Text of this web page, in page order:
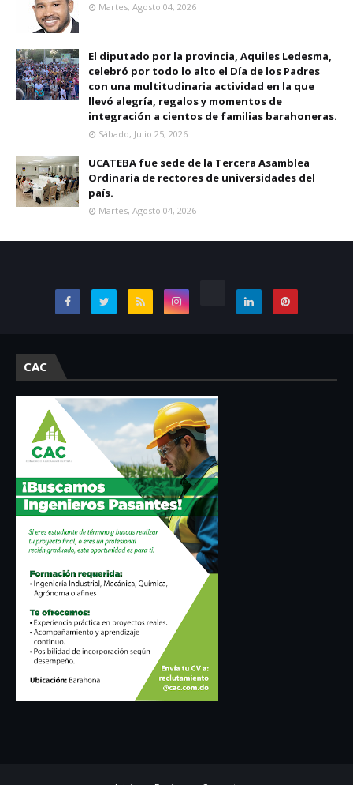
Martes, Agosto 04, 2026
El diputado por la provincia, Aquiles Ledesma,
celebró por todo lo alto el Día de los Padres
con una multitudinaria actividad en la que
llevó alegría, regalos y momentos de
integración a cientos de familias barahoneras.
Sábado, Julio 25, 2026
UCATEBA fue sede de la Tercera Asamblea
Ordinaria de rectores de universidades del
país.
Martes, Agosto 04, 2026
CAC